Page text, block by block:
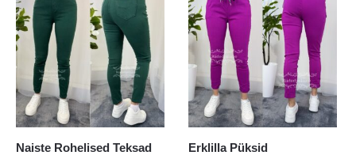
varianti.
Valikuid
saab
teha
tootelehel.
varianti.
Valikuid
saab
teha
tootelehel.
Naiste Rohelised Teksad
Erklilla Püksid